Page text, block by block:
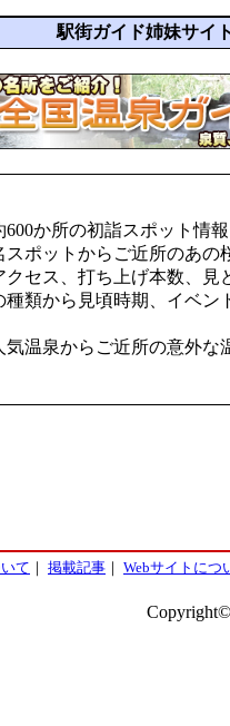
駅街ガイド姉妹サイ
600か所の初詣スポット情
スポットからご近所のあ
クセス、打ち上げ本数、
種類から見頃時期、イベ
気温泉からご近所の意外
て ｜ 掲載記事 ｜ Webサイトにつ